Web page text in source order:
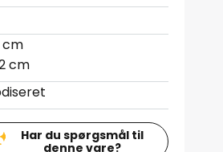
cm
cm
Har du spørgsmål til
denne vare?